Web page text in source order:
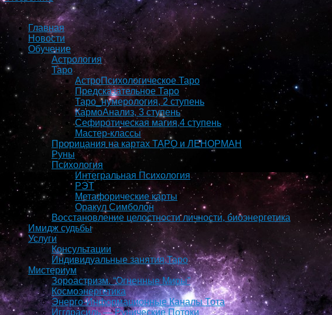
Главная
Новости
Обучение
Астрология
Таро
АстроПсихологическое Таро
Предсказательное Таро
Таро_нумерология, 2 ступень
КармоAнализ, 3 ступень
Сефиротическая магия,4 ступень
Мастер-классы
Прорицания на картах ТАРО и ЛЕНОРМАН
Руны
Психология
Интегральная Психология
РЭТ
Метафорические карты
Оракул Симболон
Восстановление целостности личности, биоэнергетика
Имидж судьбы
Услуги
Консультации
Индивидуальные занятия,Таро
Мистериум
Зороастризм. “Огненные Миры”
Космоэнергетика
Энерго-Информационные Каналы Тота
Иггдрасиль — Рунические Потоки